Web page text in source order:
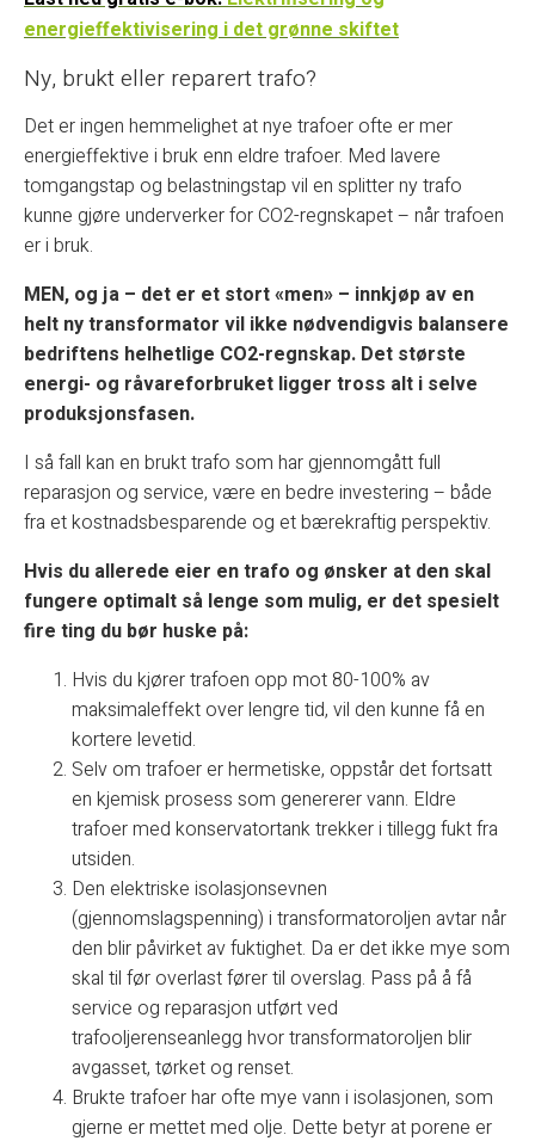
energieffektivisering i det grønne skiftet
Ny, brukt eller reparert trafo?
Det er ingen hemmelighet at nye trafoer ofte er mer
energieffektive i bruk enn eldre trafoer. Med lavere
tomgangstap og belastningstap vil en splitter ny trafo
kunne gjøre underverker for CO2-regnskapet – når trafoen
er i bruk.
MEN, og ja – det er et stort «men» – innkjøp av en
helt ny transformator vil ikke nødvendigvis balansere
bedriftens helhetlige CO2-regnskap. Det største
energi- og råvareforbruket ligger tross alt i selve
produksjonsfasen.
I så fall kan en brukt trafo som har gjennomgått full
reparasjon og service, være en bedre investering – både
fra et kostnadsbesparende og et bærekraftig perspektiv.
Hvis du allerede eier en trafo og ønsker at den skal
fungere optimalt så lenge som mulig, er det spesielt
fire ting du bør huske på:
Hvis du kjører trafoen opp mot 80-100% av
maksimaleffekt over lengre tid, vil den kunne få en
kortere levetid.
Selv om trafoer er hermetiske, oppstår det fortsatt
en kjemisk prosess som genererer vann. Eldre
trafoer med konservatortank trekker i tillegg fukt fra
utsiden.
Den elektriske isolasjonsevnen
(gjennomslagspenning) i transformatoroljen avtar når
den blir påvirket av fuktighet. Da er det ikke mye som
skal til før overlast fører til overslag. Pass på å få
service og reparasjon utført ved
trafooljerenseanlegg hvor transformatoroljen blir
avgasset, tørket og renset.
Brukte trafoer har ofte mye vann i isolasjonen, som
gjerne er mettet med olje. Dette betyr at porene er